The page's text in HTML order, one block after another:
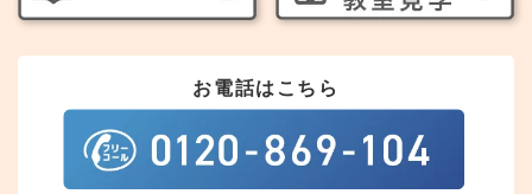
お電話はこちら